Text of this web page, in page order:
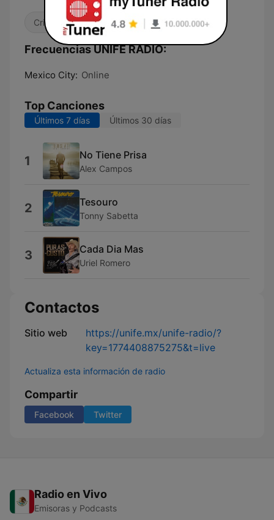
Cristiana
Frecuencias UNIFE RADIO:
Mexico City: Online
Top Canciones
Últimos 7 días Últimos 30 días
1 No Tiene Prisa
Alex Campos
2 Tesouro
Tonny Sabetta
3 Cada Dia Mas
Uriel Romero
Contactos
Sitio web
https://unife.mx/unife-radio/?
key=1774408875275&t=live
Actualiza esta información de radio
Compartir
Facebook Twitter
Radio en Vivo
Emisoras y Podcasts